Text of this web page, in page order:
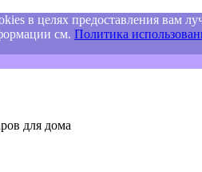
в целях предоставления вам
см. Политика
для дома